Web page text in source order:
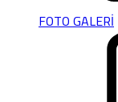
FOTO GALERİ